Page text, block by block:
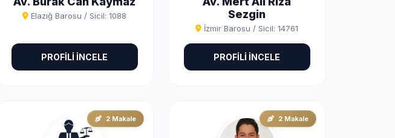
Elazığ Barosu / Sicil: 1088
PROFİLİ İNCELE
Sezgin
İzmir Barosu / Sicil: 14761
PROFİLİ İNCELE
2 Makale 2 Makale